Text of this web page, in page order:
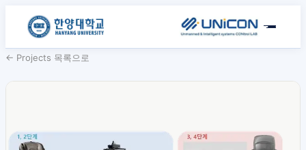
← Projects 목록으로